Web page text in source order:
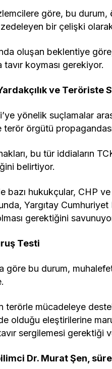
göre, bu durum,
bir çelişki
oluşan beklentiye
koyması gerekiyor.
ve Teröriste
yönelik suçlamalar
terör örgütü
bu tür iddiaların
belirtiyor.
bazı hukukçular, CHP
Yargıtay Cumhuriyet
gerektiğini
Testi
göre bu durum,
terörle mücadeleye
olduğu eleştirilerine
sergilemesi gerektiği
Dr. Murat Şen,